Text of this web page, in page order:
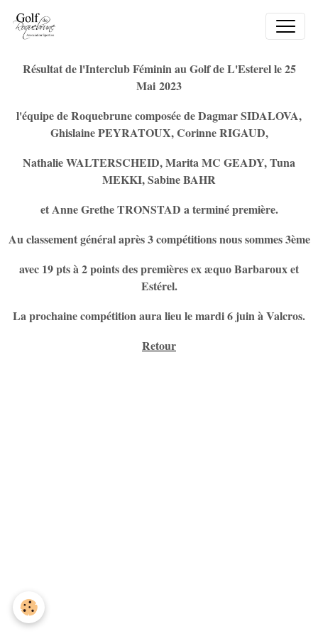
Résultat de l'Interclub Féminin au Golf de L'Esterel le 25
Mai 2023
l'équipe de Roquebrune composée de Dagmar SIDALOVA,
Ghislaine PEYRATOUX, Corinne RIGAUD,
Nathalie WALTERSCHEID, Marita MC GEADY, Tuna
MEKKI, Sabine BAHR
et Anne Grethe TRONSTAD a terminé première.
Au classement général après 3 compétitions nous sommes 3ème
avec 19 pts à 2 points des premières ex æquo Barbaroux et
Estérel.
La prochaine compétition aura lieu le mardi 6 juin à Valcros.
Retour